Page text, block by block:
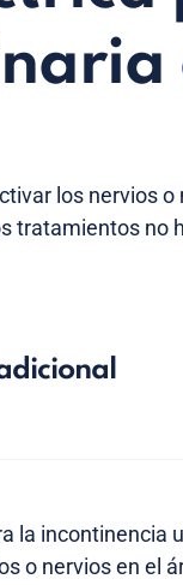
los nervios o
tratamientos no
la incontinencia
o nervios en el